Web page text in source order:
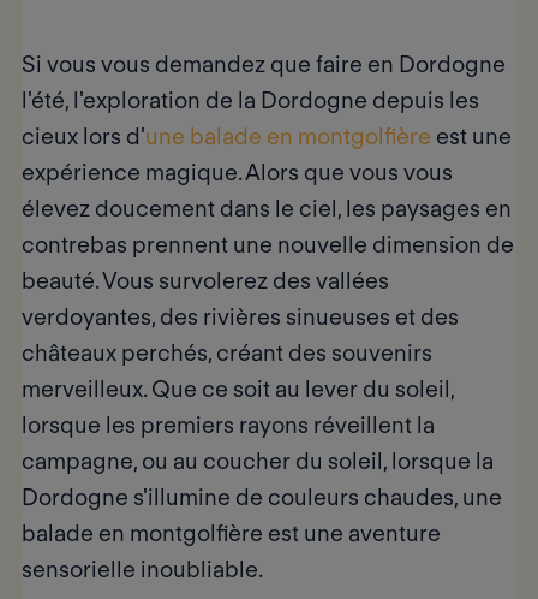
Si vous vous demandez que faire en Dordogne
l'été, l'exploration de la Dordogne depuis les
cieux lors d'une balade en montgolfière est une
expérience magique. Alors que vous vous
élevez doucement dans le ciel, les paysages en
contrebas prennent une nouvelle dimension de
beauté. Vous survolerez des vallées
verdoyantes, des rivières sinueuses et des
châteaux perchés, créant des souvenirs
merveilleux. Que ce soit au lever du soleil,
lorsque les premiers rayons réveillent la
campagne, ou au coucher du soleil, lorsque la
Dordogne s'illumine de couleurs chaudes, une
balade en montgolfière est une aventure
sensorielle inoubliable.